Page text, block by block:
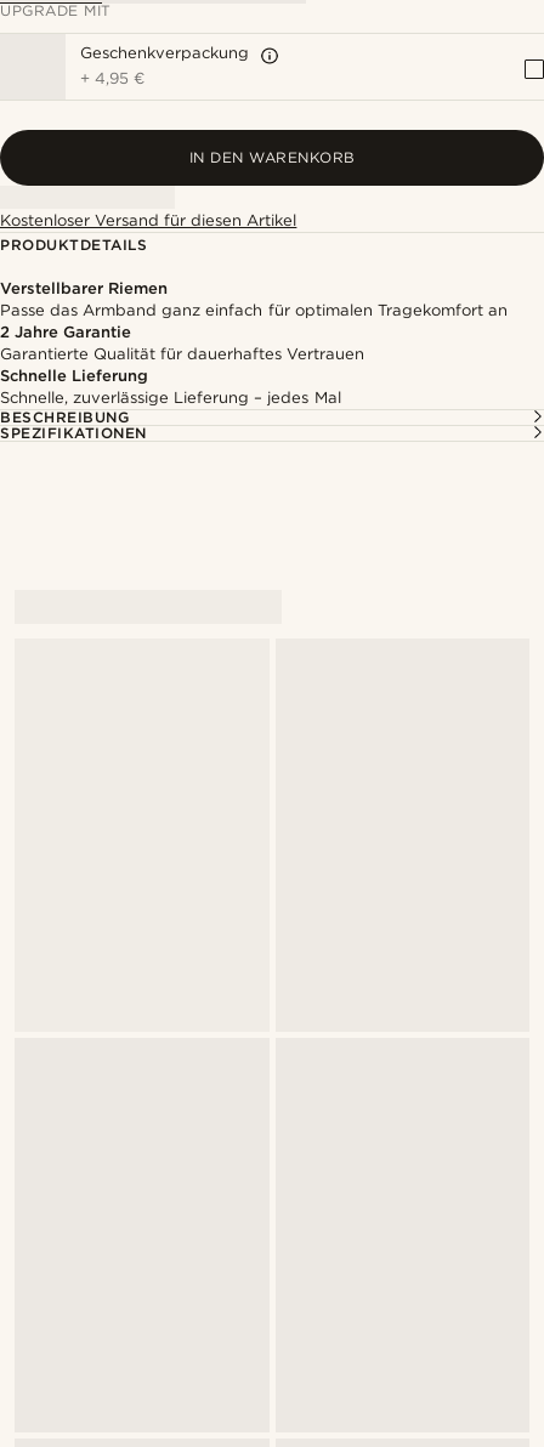
UPGRADE MIT
Geschenkverpackung
+4,95 €
IN DEN WARENKORB
Kostenloser Versand für diesen Artikel
PRODUKTDETAILS
Verstellbarer Riemen
Passe das Armband ganz einfach für optimalen Tragekomfort an
2 Jahre Garantie
Garantierte Qualität für dauerhaftes Vertrauen
Schnelle Lieferung
Schnelle, zuverlässige Lieferung – jedes Mal
BESCHREIBUNG
SPEZIFIKATIONEN